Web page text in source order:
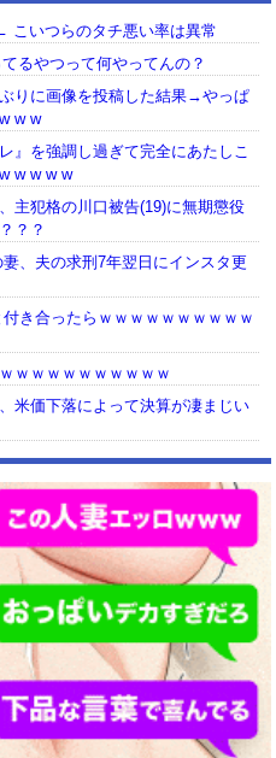
こいつらのタチ悪い率は異常
るやつって何やってんの？
りに画像を投稿した結果→やっぱ
w w
』を強調し過ぎて完全にあたしこ
w w w w
主犯格の川口被告(19)に無期懲役
？？
、夫の求刑7年翌日にインスタ更
き合ったらｗｗｗｗｗｗｗｗｗｗ
ｗｗｗｗｗｗｗｗｗｗ
米価下落によって決算が凄まじい
ちが続々乱入 → スタッフが注意し